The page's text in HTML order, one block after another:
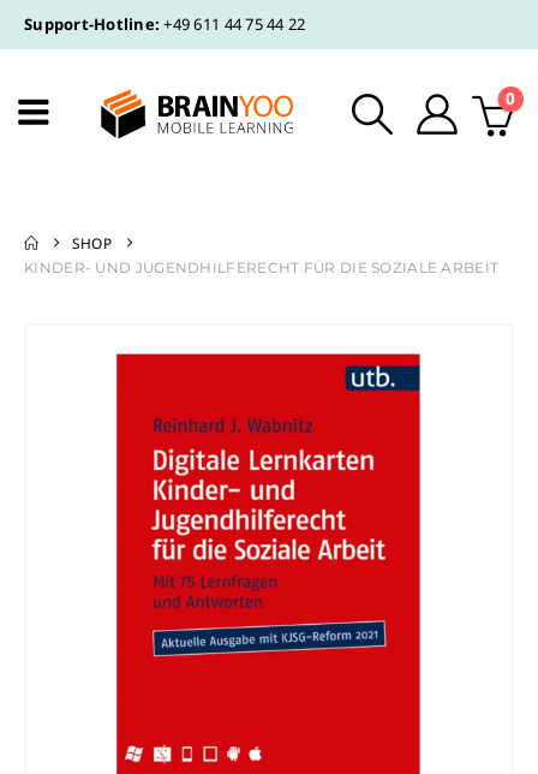
Support-Hotline: +49 611 44 75 44 22
0
SHOP
KINDER- UND JUGENDHILFERECHT FÜR DIE SOZIALE ARBEIT